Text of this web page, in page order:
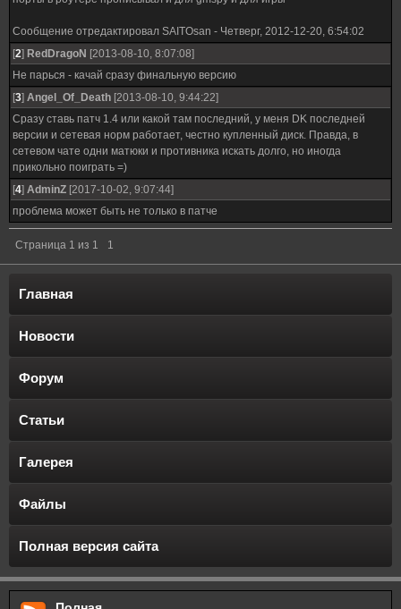
Сообщение отредактировал SAITOsan - Четверг, 2012-12-20, 6:54:02
[2] RedDragoN [2013-08-10, 8:07:08]
Не парься - качай сразу финальную версию
[3] Angel_Оf_Death [2013-08-10, 9:44:22]
Сразу ставь патч 1.4 или какой там последний, у меня DK последней
версии и сетевая норм работает, честно купленный диск. Правда, в
сетевом чате одни матюки и противника искать долго, но иногда
прикольно поиграть =)
[4] AdminZ [2017-10-02, 9:07:44]
проблема может быть не только в патче
Страница 1 из 1 1
Главная
Новости
Форум
Статьи
Галерея
Файлы
Полная версия сайта